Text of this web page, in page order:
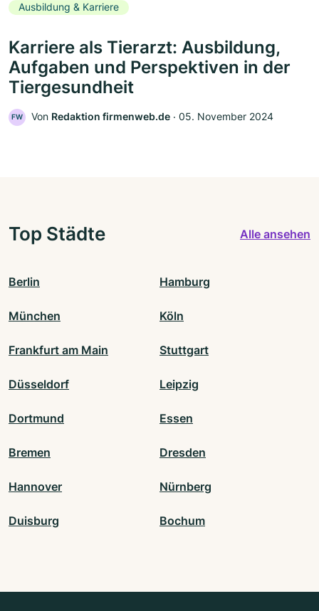
Ausbildung & Karriere
Karriere als Tierarzt: Ausbildung,
Aufgaben und Perspektiven in der
Tiergesundheit
FW Von Redaktion firmenweb.de ‧ 05. November 2024
Top Städte Alle ansehen
Berlin Hamburg
München Köln
Frankfurt am Main Stuttgart
Düsseldorf Leipzig
Dortmund Essen
Bremen Dresden
Hannover Nürnberg
Duisburg Bochum